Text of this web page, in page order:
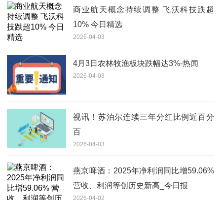
商业航天概念持续调整 飞沃科技跌超
10% 今日精选
2026-04-03
4月3日农林牧渔板块跌幅达3%-热闻
2026-04-03
视讯！苏泊尔连续三年分红比例近百分
百
2026-04-03
燕京啤酒：2025年净利润同比增59.06%
营收、利润等创历史新高_今日报
2026-04-02